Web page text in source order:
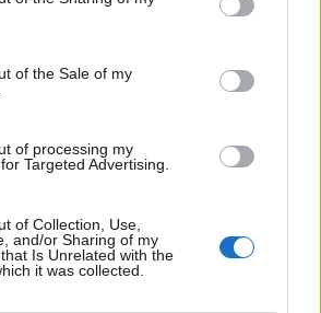
to Google and its third-party tags to
specified purposes in below Google
of the Sale of my
of processing my
Targeted Advertising.
of Collection, Use,
and/or Sharing of my
Is Unrelated with the
it was collected.
az egész jobb sorsa érdemes
hasonlóról, most épp
erre.…
19.
is mondtam, hogy Orbán
de a
politikus. Sokan vélték úgy,